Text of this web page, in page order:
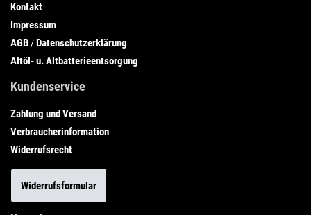
Kontakt
Impressum
AGB /Datenschutzerklärung
Altöl- u. Altbatterieentsorgung
Kundenservice
Zahlung und Versand
Verbraucherinformation
Widerrufsrecht
Widerrufsformular